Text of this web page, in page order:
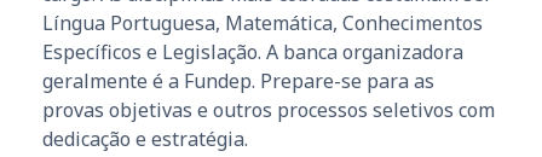
Língua Portuguesa, Matemática, Conhecimentos
Específicos e Legislação. A banca organizadora
geralmente é a Fundep. Prepare-se para as
provas objetivas e outros processos seletivos com
dedicação e estratégia.